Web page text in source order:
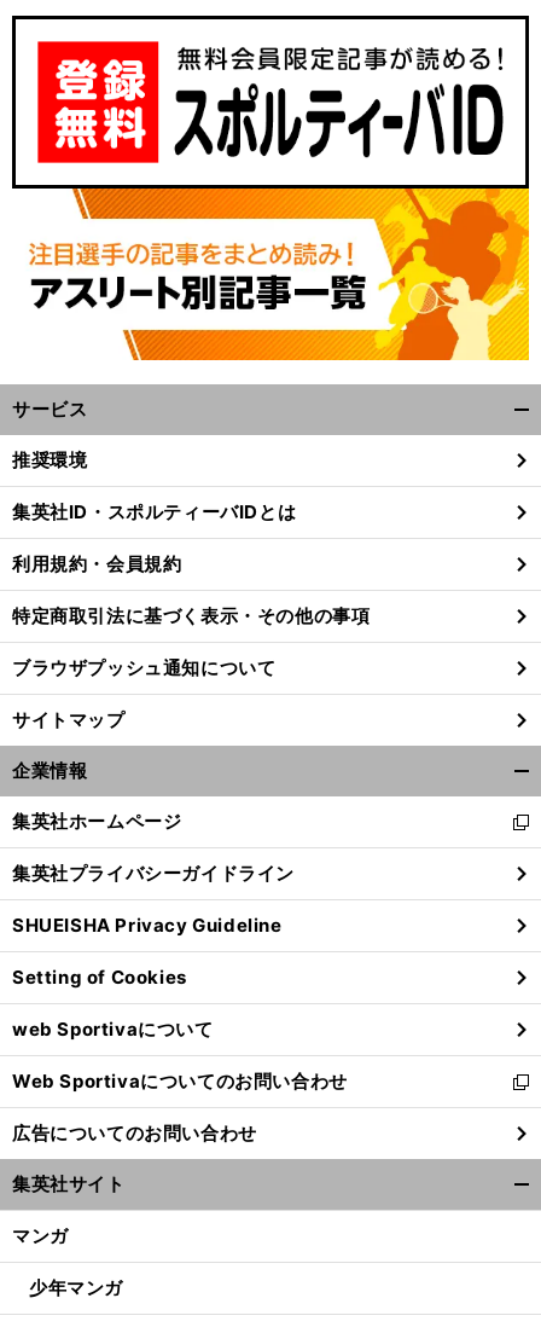
へ
サービス
閉
る
推奨環境
集英社ID・スポルティーバIDとは
利用規約・会員規約
特定商取引法に基づく表示・その他の事項
ブラウザプッシュ通知について
サイトマップ
企業情報
閉
る
集英社ホームページ
新
し
い
ウ
ィ
ン
ド
ウ
で
開
く
集英社プライバシーガイドライン
SHUEISHA Privacy Guideline
Setting of Cookies
web Sportivaについて
Web Sportivaについてのお問い合わせ
新
し
い
ウ
ィ
ン
ウ
開
広告についてのお問い合わせ
集英社サイト
マンガ
少年マンガ